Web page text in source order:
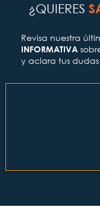
¿QUIERES
Revisa nuestra
INFORMATIVA
y aclara tus